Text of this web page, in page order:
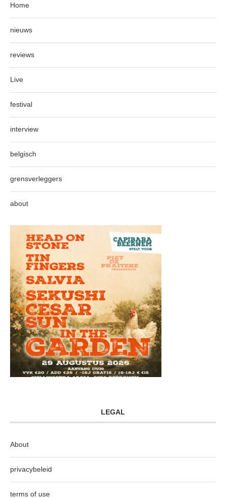
Home
nieuws
reviews
Live
festival
interview
belgisch
grensverleggers
about
LEGAL
About
privacybeleid
terms of use